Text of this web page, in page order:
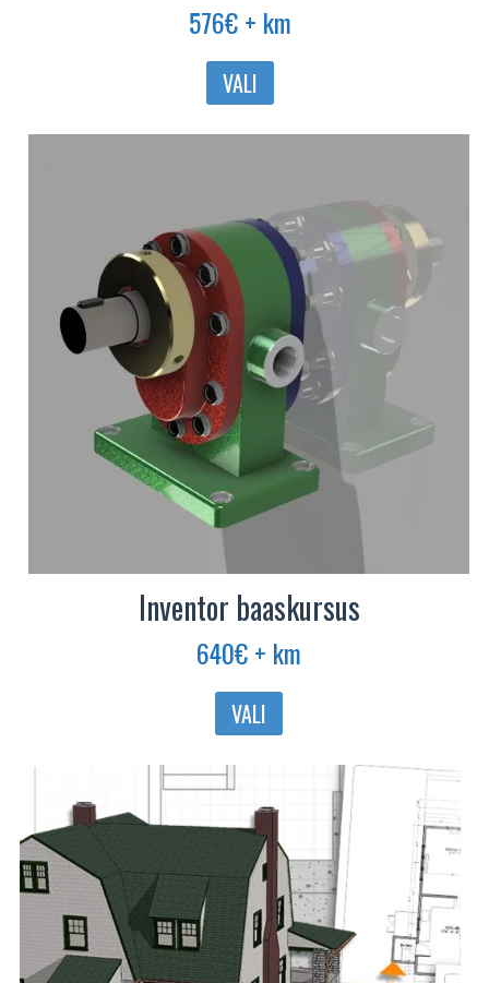
576€+ km
VALI
Sellel
Valikuid
saab
teha
tootelehel.
Inventor baaskursus
640€+ km
VALI
Sellel
varianti.
Valikuid
saab
teha
tootelehel.